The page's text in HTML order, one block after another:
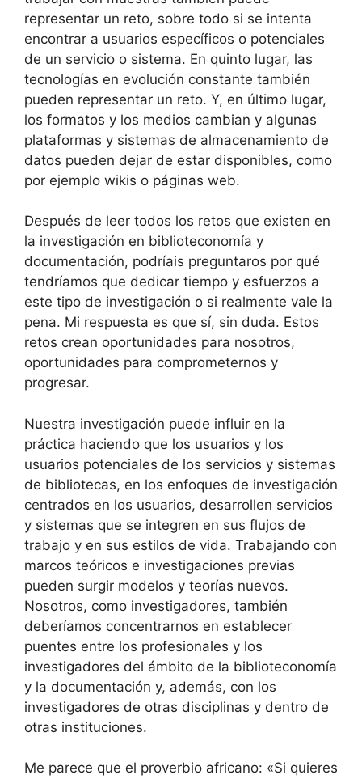
representar un reto, sobre todo si se intenta
encontrar a usuarios específicos o potenciales
de un servicio o sistema. En quinto lugar, las
tecnologías en evolución constante también
pueden representar un reto. Y, en último lugar,
los formatos y los medios cambian y algunas
plataformas y sistemas de almacenamiento de
datos pueden dejar de estar disponibles, como
por ejemplo wikis o páginas web.
Después de leer todos los retos que existen en
la investigación en biblioteconomía y
documentación, podríais preguntaros por qué
tendríamos que dedicar tiempo y esfuerzos a
este tipo de investigación o si realmente vale la
pena. Mi respuesta es que sí, sin duda. Estos
retos crean oportunidades para nosotros,
oportunidades para comprometernos y
progresar.
Nuestra investigación puede influir en la
práctica haciendo que los usuarios y los
usuarios potenciales de los servicios y sistemas
de bibliotecas, en los enfoques de investigación
centrados en los usuarios, desarrollen servicios
y sistemas que se integren en sus flujos de
trabajo y en sus estilos de vida. Trabajando con
marcos teóricos e investigaciones previas
pueden surgir modelos y teorías nuevos.
Nosotros, como investigadores, también
deberíamos concentrarnos en establecer
puentes entre los profesionales y los
investigadores del ámbito de la biblioteconomía
y la documentación y, además, con los
investigadores de otras disciplinas y dentro de
otras instituciones.
Me parece que el proverbio africano: «Si quieres